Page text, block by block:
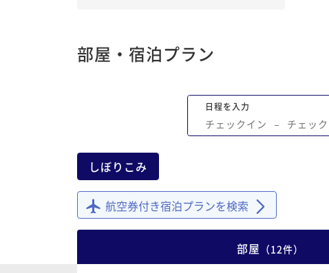
部屋・宿泊プラン
日程を入力
チェックイン − チェッ
しぼりこみ
航空券付き宿泊プランを検索
部屋 （12件）